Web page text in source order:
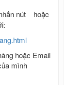
nút
hoặc
hoặc Email
mình